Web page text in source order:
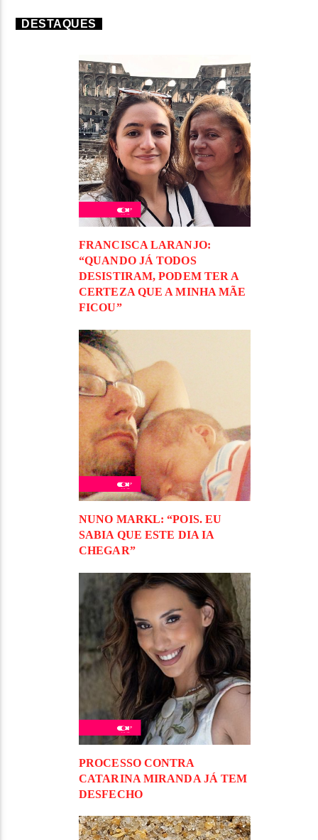
DESTAQUES
FRANCISCA LARANJO:
“QUANDO JÁ TODOS
DESISTIRAM, PODEM TER A
CERTEZA QUE A MINHA MÃE
FICOU”
NUNO MARKL: “POIS. EU
SABIA QUE ESTE DIA IA
CHEGAR”
PROCESSO CONTRA
CATARINA MIRANDA JÁ TEM
DESFECHO